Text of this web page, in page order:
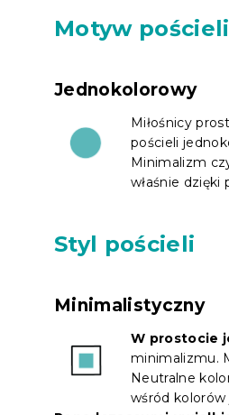
Motyw pościeli
Jednokolorowy
Miłośnicy
pościeli
Minimalizm
właśnie dzięki
Styl pościeli
Minimalistyczny
W prostocie
minimalizmu.
Neutralne
wśród kolorów